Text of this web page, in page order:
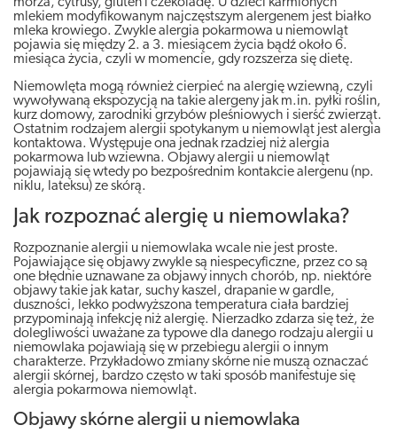
mlekiem modyfikowanym najczęstszym alergenem jest białko
mleka krowiego. Zwykle alergia pokarmowa u niemowląt
pojawia się między 2. a 3. miesiącem życia bądź około 6.
miesiąca życia, czyli w momencie, gdy rozszerza się dietę.
Niemowlęta mogą również cierpieć na alergię wziewną, czyli
wywoływaną ekspozycją na takie alergeny jak m.in. pyłki roślin,
kurz domowy, zarodniki grzybów pleśniowych i sierść zwierząt.
Ostatnim rodzajem alergii spotykanym u niemowląt jest alergia
kontaktowa. Występuje ona jednak rzadziej niż alergia
pokarmowa lub wziewna. Objawy alergii u niemowląt
pojawiają się wtedy po bezpośrednim kontakcie alergenu (np.
niklu, lateksu) ze skórą.
Jak rozpoznać alergię u niemowlaka?
Rozpoznanie alergii u niemowlaka wcale nie jest proste.
Pojawiające się objawy zwykle są niespecyficzne, przez co są
one błędnie uznawane za objawy innych chorób, np. niektóre
objawy takie jak katar, suchy kaszel, drapanie w gardle,
duszności, lekko podwyższona temperatura ciała bardziej
przypominają infekcję niż alergię. Nierzadko zdarza się też, że
dolegliwości uważane za typowe dla danego rodzaju alergii u
niemowlaka pojawiają się w przebiegu alergii o innym
charakterze. Przykładowo zmiany skórne nie muszą oznaczać
alergii skórnej, bardzo często w taki sposób manifestuje się
alergia pokarmowa niemowląt.
Objawy skórne alergii u niemowlaka